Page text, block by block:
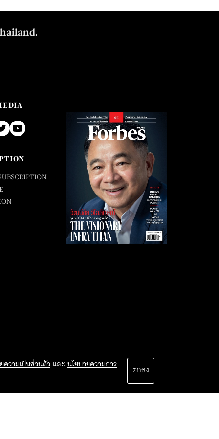
ความเป็นส่วนตัว และ นโยบายความการ
ตกลง